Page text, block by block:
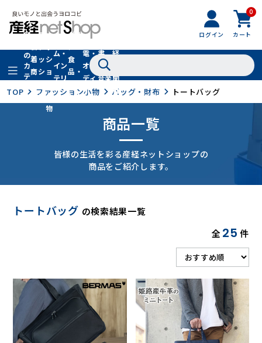
ログイン
0
カート
全
の
カ
テ
リ
着
商
品
フ
ッ
シ
ョ
ン
フ
ァ
シ
ョ
ン
小
物
ム・
イン
テリ
ア
グル
食
品・
ドリ
ンク
家
電・
オー
ディ
オ
書
籍・
音楽
経
聞
社
TOP ファッション小物 バッグ・財布 トートバッグ
商品一覧
皆様の生活を彩る産経ネットショップの
商品をご紹介します。
トートバッグ の検索結果一覧
全25 件